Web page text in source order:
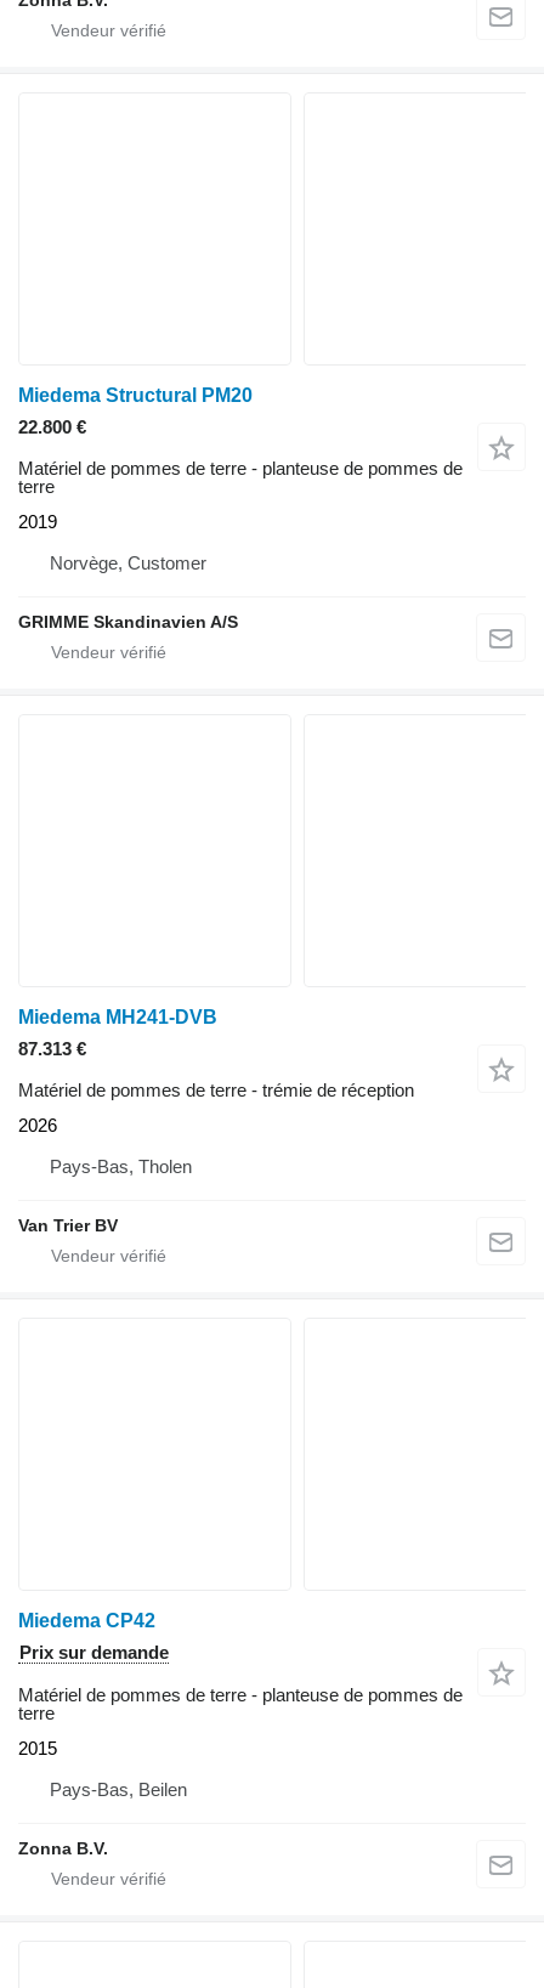
Miedema Structural PM20
22.800 €
Matériel de pommes de terre - planteuse de pommes de
terre
2019
Norvège, Customer
GRIMME Skandinavien A/S
Miedema MH241-DVB
87.313 €
Matériel de pommes de terre - trémie de réception
2026
Pays-Bas, Tholen
Van Trier BV
Miedema CP42
Prix sur demande
Matériel de pommes de terre - planteuse de pommes de
terre
2015
Pays-Bas, Beilen
Zonna B.V.